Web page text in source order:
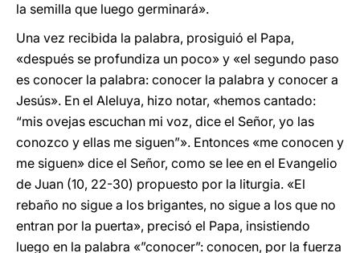
la semilla que luego germinará».
Una vez recibida la palabra, prosiguió el Papa,
«después se profundiza un poco» y «el segundo paso
es conocer la palabra: conocer la palabra y conocer a
Jesús». En el Aleluya, hizo notar, «hemos cantado:
“mis ovejas escuchan mi voz, dice el Señor, yo las
conozco y ellas me siguen”». Entonces «me conocen y
me siguen» dice el Señor, como se lee en el Evangelio
de Juan (10, 22-30) propuesto por la liturgia. «El
rebaño no sigue a los brigantes, no sigue a los que no
entran por la puerta», precisó el Papa, insistiendo
luego en la palabra «”conocer”: conocen, por la fuerza